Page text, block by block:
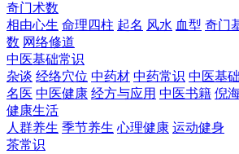
奇门术数
相由心生 命理四柱 起名 风水 血型 奇门
数 网络修道
中医基础常识
杂谈 经络穴位 中药材 中药常识 中医基础
名医 中医健康 经方与应用 中医书籍 倪
健康生活
人群养生 季节养生 心理健康 运动健身
茶常识